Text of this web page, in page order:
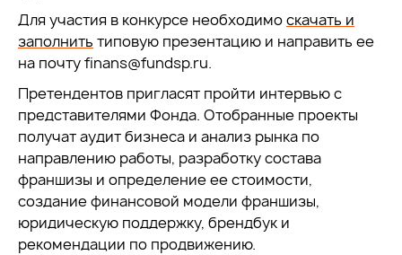
Для участия в конкурсе необходимоскачать и
заполнить типовую презентацию и направить ее
на почту finans@fundsp.ru.
Претендентов пригласят пройти интервью с
представителями Фонда. Отобранные проекты
получат аудит бизнеса и анализ рынка по
направлению работы, разработку состава
франшизы и определение ее стоимости,
создание финансовой модели франшизы,
юридическую поддержку, брендбук и
рекомендации по продвижению.